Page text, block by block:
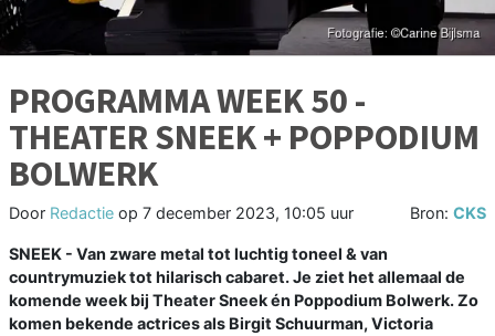
PROGRAMMA WEEK 50 -
THEATER SNEEK + POPPODIUM
BOLWERK
Door Redactie op 7 december 2023, 10:05 uur Bron: CKS
SNEEK - Van zware metal tot luchtig toneel & van
countrymuziek tot hilarisch cabaret. Je ziet het allemaal de
komende week bij Theater Sneek én Poppodium Bolwerk. Zo
komen bekende actrices als Birgit Schuurman, Victoria